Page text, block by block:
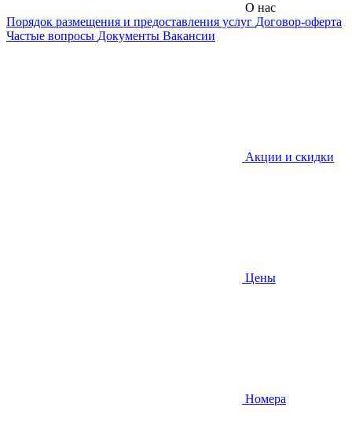
О нас
Порядок размещения и предоставления услуг Договор-оферта
Частые вопросы Документы Вакансии
Акции и скидки
Цены
Номера